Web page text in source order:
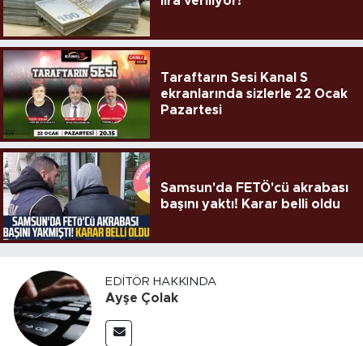
Taraftarın Sesi Kanal S
ekranlarında sizlerle 22 Ocak
Pazartesi
Samsun'da FETÖ'cü akrabası
başını yaktı! Karar belli oldu
EDITÖR HAKKINDA
Ayşe Çolak